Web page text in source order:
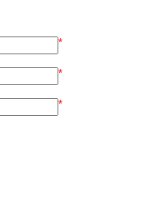
*
*
*